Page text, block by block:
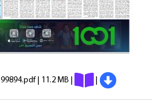
99894.pdf | 11.2 MB |